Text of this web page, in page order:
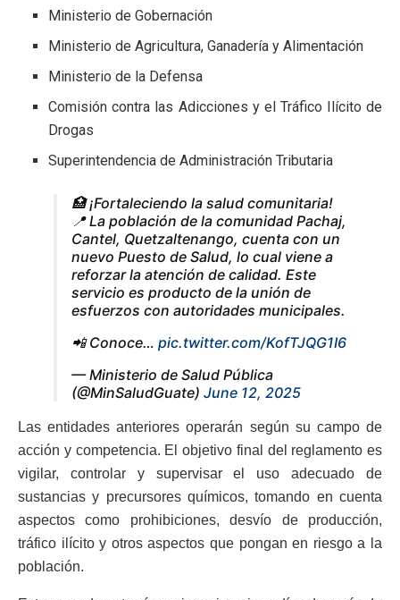
Ministerio de Gobernación
Ministerio de Agricultura, Ganadería y Alimentación
Ministerio de la Defensa
Comisión contra las Adicciones y el Tráfico Ilícito de
Drogas
Superintendencia de Administración Tributaria
🏥 ¡Fortaleciendo la salud comunitaria!
📍 La población de la comunidad Pachaj,
Cantel, Quetzaltenango, cuenta con un
nuevo Puesto de Salud, lo cual viene a
reforzar la atención de calidad. Este
servicio es producto de la unión de
esfuerzos con autoridades municipales.
📲 Conoce… pic.twitter.com/KofTJQG1I6
— Ministerio de Salud Pública
(@MinSaludGuate) June 12, 2025
Las entidades anteriores operarán según su campo de
acción y competencia. El objetivo final del reglamento es
vigilar, controlar y supervisar el uso adecuado de
sustancias y precursores químicos, tomando en cuenta
aspectos como prohibiciones, desvío de producción,
tráfico ilícito y otros aspectos que pongan en riesgo a la
población.